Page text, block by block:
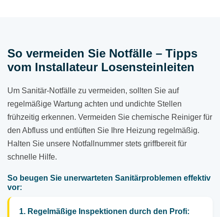
So vermeiden Sie Notfälle – Tipps
vom Installateur Losensteinleiten
Um Sanitär-Notfälle zu vermeiden, sollten Sie auf
regelmäßige Wartung achten und undichte Stellen
frühzeitig erkennen. Vermeiden Sie chemische Reiniger für
den Abfluss und entlüften Sie Ihre Heizung regelmäßig.
Halten Sie unsere Notfallnummer stets griffbereit für
schnelle Hilfe.
So beugen Sie unerwarteten Sanitärproblemen effektiv
vor:
1. Regelmäßige Inspektionen durch den Profi: